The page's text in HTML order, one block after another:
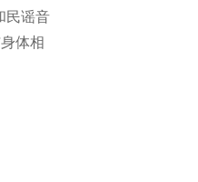
民谣音
体相